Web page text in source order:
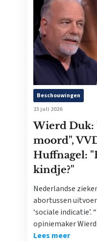
Beschouwingen
15 juli 2026
Wierd Duk:
moord",
Huffnagel:
kindje?"
Nederlandse
abortussen
‘sociale indicatie’.
opiniemaker Wierd
Lees meer